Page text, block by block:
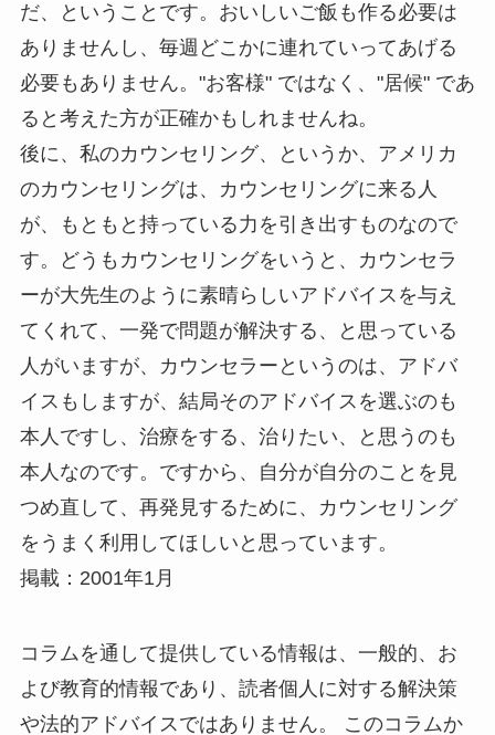
だ、ということです。おいしいご飯も作る必要は
ありませんし、毎週どこかに連れていってあげる
必要もありません。"お客様" ではなく、"居候" であ
ると考えた方が正確かもしれませんね。
後に、私のカウンセリング、というか、アメリカ
のカウンセリングは、カウンセリングに来る人
が、もともと持っている力を引き出すものなので
す。どうもカウンセリングをいうと、カウンセラ
ーが大先生のように素晴らしいアドバイスを与え
てくれて、一発で問題が解決する、と思っている
人がいますが、カウンセラーというのは、アドバ
イスもしますが、結局そのアドバイスを選ぶのも
本人ですし、治療をする、治りたい、と思うのも
本人なのです。ですから、自分が自分のことを見
つめ直して、再発見するために、カウンセリング
をうまく利用してほしいと思っています。
掲載：2001年1月
コラムを通して提供している情報は、一般的、お
よび教育的情報であり、読者個人に対する解決策
や法的アドバイスではありません。 このコラムか